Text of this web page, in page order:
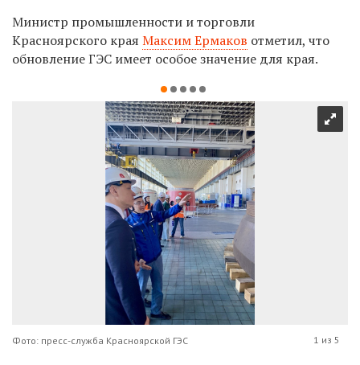
Министр промышленности и торговли
Красноярского края Максим Ермаков отметил, что
обновление ГЭС имеет особое значение для края.
Фото: пресс-служба Красноярской ГЭС 1 из 5